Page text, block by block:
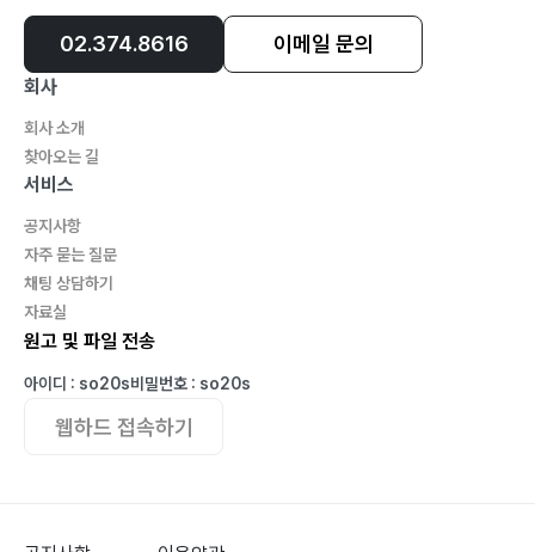
02.374.8616 이메일 문의
회사
회사 소개
찾아오는 길
서비스
공지사항
자주 묻는 질문
채팅 상담하기
자료실
원고 및 파일 전송
아이디 : so20s비밀번호 : so20s
웹하드 접속하기